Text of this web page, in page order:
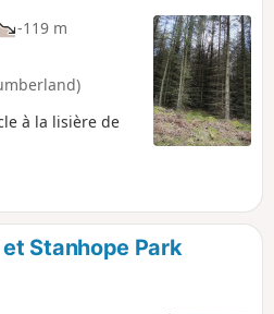
-119 m
à la lisière de
Stanhope Park